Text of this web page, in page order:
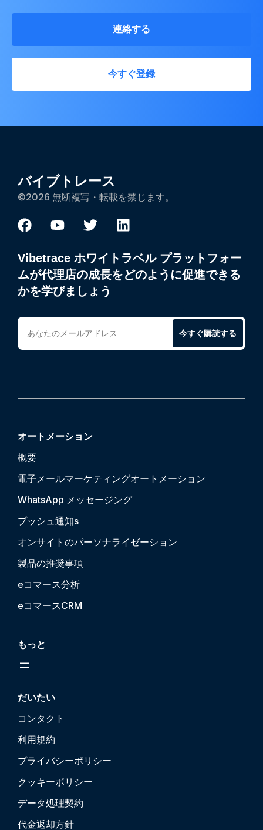
連絡する
今すぐ登録
バイブトレース
©2026 無断複写・転載を禁じます。
Vibetrace ホワイトラベル プラットフォー
ムが代理店の成長をどのように促進できる
かを学びましょう
今すぐ購読する
オートメーション
概要
電子メールマーケティングオートメーション
WhatsApp メッセージング
プッシュ通知s
オンサイトのパーソナライゼーション
製品の推奨事項
eコマース分析
eコマースCRM
もっと
だいたい
コンタクト
利用規約
プライバシーポリシー
クッキーポリシー
データ処理契約
代金返却方針